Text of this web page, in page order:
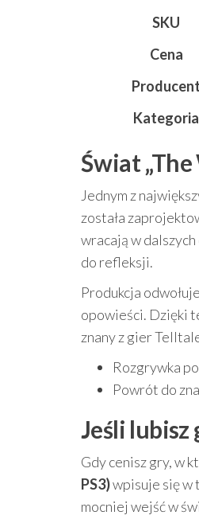
SKU
Cena
Producent
Kategoria
Świat
Jednym z
została
wracają w
do refleksji.
Produkcja
opowieści. Dzięki
znany z gier
Rozgrywka
Powrót do
Jeśli
Gdy cenisz gry, w
PS3)wpisuje się w
mocniej wejść w